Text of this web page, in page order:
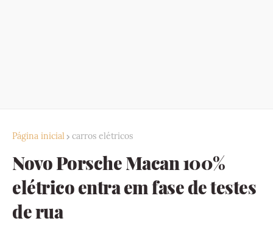
Página inicial carros elétricos
Novo Porsche Macan 100%
elétrico entra em fase de testes
de rua